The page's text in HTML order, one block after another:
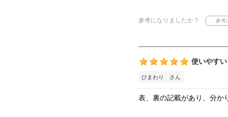
参考になりましたか？
使いやすい
ひまわり さん
表、裏の記載があり、分か